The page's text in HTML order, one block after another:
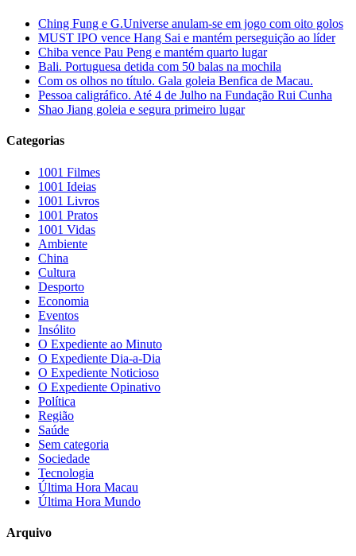
Ching Fung e G.Universe anulam-se em jogo com oito golos
MUST IPO vence Hang Sai e mantém perseguição ao líder
Chiba vence Pau Peng e mantém quarto lugar
Bali. Portuguesa detida com 50 balas na mochila
Com os olhos no título. Gala goleia Benfica de Macau.
Pessoa caligráfico. Até 4 de Julho na Fundação Rui Cunha
Shao Jiang goleia e segura primeiro lugar
Categorias
1001 Filmes
1001 Ideias
1001 Livros
1001 Pratos
1001 Vidas
Ambiente
China
Cultura
Desporto
Economia
Eventos
Insólito
O Expediente ao Minuto
O Expediente Dia-a-Dia
O Expediente Noticioso
O Expediente Opinativo
Política
Região
Saúde
Sem categoria
Sociedade
Tecnologia
Última Hora Macau
Última Hora Mundo
Arquivo